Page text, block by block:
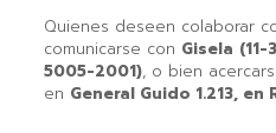
Quienes deseen colaborar
comunicarse con Gisela
5005-2001), o bien
en General Guido 1.213, en